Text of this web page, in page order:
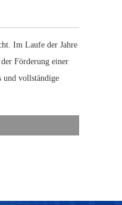
Im Laufe der Jahre
Förderung einer
und vollständige